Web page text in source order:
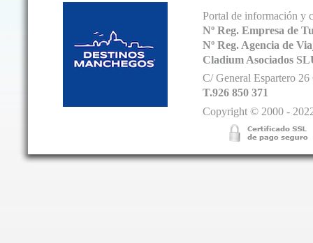
Portal de información y
Nº Reg. Empresa de
Nº Reg. Agencia de
Cladium Asociados
C/ General Espartero
T.926 850 371
Copyright © 2000 -